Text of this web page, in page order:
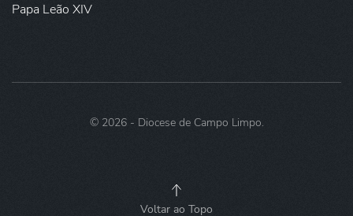
Papa Leão XIV
© 2026- Diocese de Campo Limpo.
Voltar ao Topo